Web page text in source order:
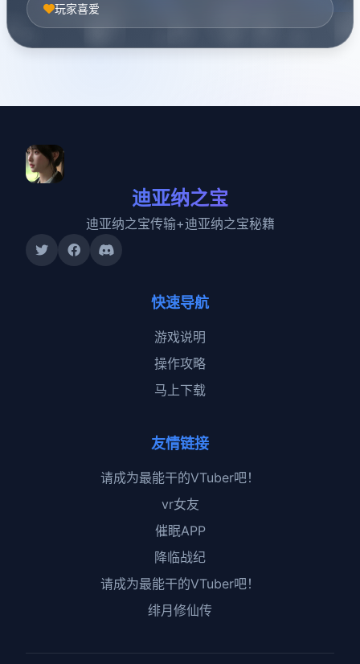
玩家喜爱
迪亚纳之宝
迪亚纳之宝传输+迪亚纳之宝秘籍
快速导航
游戏说明
操作攻略
马上下载
友情链接
请成为最能干的VTuber吧！
vr女友
催眠APP
降临战纪
请成为最能干的VTuber吧！
绯月修仙传